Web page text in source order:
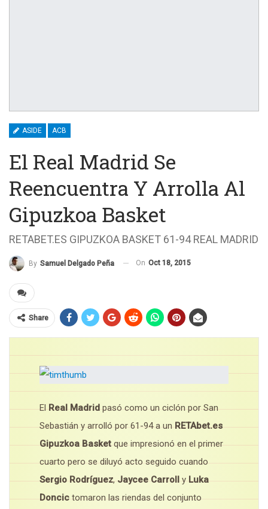
ASIDE ACB
El Real Madrid Se
Reencuentra Y Arrolla Al
Gipuzkoa Basket
RETABET.ES GIPUZKOA BASKET 61-94 REAL MADRID
By Samuel Delgado Peña On Oct 18, 2015
Share
ElReal Madrid pasó como un ciclón por San
Sebastián y arrolló por 61-94 a un RETAbet.es
Gipuzkoa Basket que impresionó en el primer
cuarto pero se diluyó acto seguido cuando
Sergio Rodríguez, Jaycee Carroll y Luka
Doncic tomaron las riendas del conjunto